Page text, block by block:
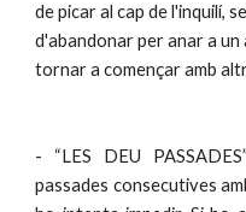
de picar al cap de l'inquilí,
d'abandonar per anar a un
tornar a començar amb
- “LES DEU
passades consecutives